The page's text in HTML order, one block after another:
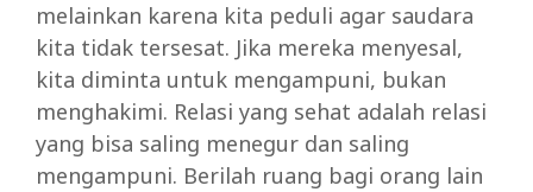
melainkan karena kita peduli agar saudara
kita tidak tersesat. Jika mereka menyesal,
kita diminta untuk mengampuni, bukan
menghakimi. Relasi yang sehat adalah relasi
yang bisa saling menegur dan saling
mengampuni. Berilah ruang bagi orang lain